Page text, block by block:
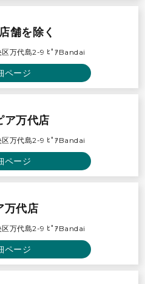
を除く
区万代島2-9 ﾋﾟｱBandai
ページ
ア万代店
区万代島2-9 ﾋﾟｱBandai
ページ
万代店
区万代島2-9 ﾋﾟｱBandai
ページ